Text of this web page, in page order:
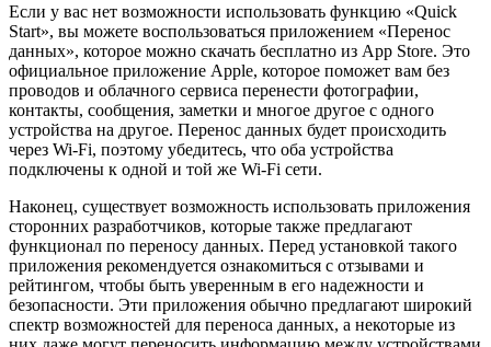
Если у вас нет возможности использовать функцию «Quick
Start», вы можете воспользоваться приложением «Перенос
данных», которое можно скачать бесплатно из App Store. Это
официальное приложение Apple, которое поможет вам без
проводов и облачного сервиса перенести фотографии,
контакты, сообщения, заметки и многое другое с одного
устройства на другое. Перенос данных будет происходить
через Wi-Fi, поэтому убедитесь, что оба устройства
подключены к одной и той же Wi-Fi сети.
Наконец, существует возможность использовать приложения
сторонних разработчиков, которые также предлагают
функционал по переносу данных. Перед установкой такого
приложения рекомендуется ознакомиться с отзывами и
рейтингом, чтобы быть уверенным в его надежности и
безопасности. Эти приложения обычно предлагают широкий
спектр возможностей для переноса данных, а некоторые из